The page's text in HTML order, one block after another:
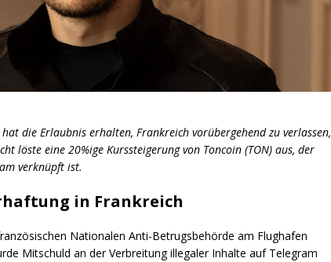
die Erlaubnis erhalten, Frankreich vorübergehend zu verlassen,
löste eine 20%ige Kurssteigerung von Toncoin (TON) aus, der
verknüpft ist.
in Frankreich
Nationalen Anti-Betrugsbehörde am Flughafen
Mitschuld an der Verbreitung illegaler Inhalte auf Telegram